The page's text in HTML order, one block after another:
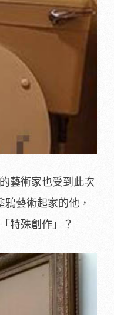
藝術家也受到此次
藝術起家的他，
特殊創作」？